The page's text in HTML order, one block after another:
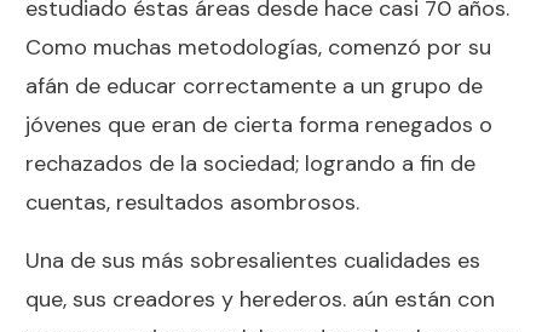
estudiado éstas áreas desde hace casi 70 años.
Como muchas metodologías, comenzó por su
afán de educar correctamente a un grupo de
jóvenes que eran de cierta forma renegados o
rechazados de la sociedad; logrando a fin de
cuentas, resultados asombrosos.
Una de sus más sobresalientes cualidades es
que, sus creadores y herederos. aún están con